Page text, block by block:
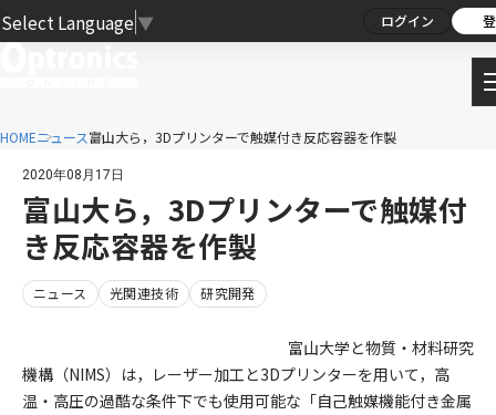
Select Language ▼ ログイン
HOMEニュース富山大ら，3Dプリンターで触媒付き反応容器を作製
2020年08月17日
富山大ら，3Dプリンターで触媒付
き反応容器を作製
ニュース 光関連技術 研究開発
富山大学と物質・材料研究
機構（NIMS）は，レーザー加工と3Dプリンターを用いて，高
温・高圧の過酷な条件下でも使用可能な「自己触媒機能付き金属